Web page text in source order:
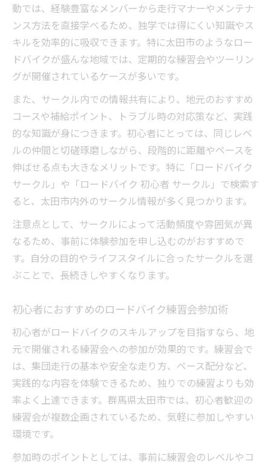
動では、経験豊富なメンバーから走行マナーやメンテナ
ンス方法を直接学べるため、独学では得にくい知識やス
キルを効率的に吸収できます。特に太田市のようなロー
ドバイクが盛んな地域では、定期的な練習会やツーリン
グが開催されているケースが多いです。
また、サークル内での情報共有により、地元のおすすめ
コースや補給ポイント、トラブル時の対応策など、実践
的な知識が身につきます。初心者にとっては、同じレベ
ルの仲間と切磋琢磨しながら、段階的に距離やペースを
伸ばせる点も大きなメリットです。特に「ロードバイク
サークル」や「ロードバイク 初心者 サークル」で検索す
ると、太田市内外のサークル情報が多く見つかります。
注意点として、サークルによって活動頻度や雰囲気が異
なるため、事前に体験参加を申し込むのがおすすめで
す。自分の目的やライフスタイルに合ったサークルを選
ぶことで、長続きしやすくなります。
初心者におすすめのロードバイク練習会参加術
初心者がロードバイクのスキルアップを目指すなら、地
元で開催される練習会への参加が効果的です。練習会で
は、集団走行の基本や安全な走り方、ペース配分など、
実践的な内容を体験できるため、独りでの練習よりも効
率よく上達できます。群馬県太田市では、初心者歓迎の
練習会が複数企画されているため、気軽に参加しやすい
環境です。
参加時のポイントとしては、事前に練習会のレベルやコ